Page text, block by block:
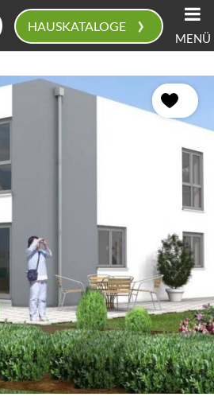
HAUSKATALOGE › MENÜ